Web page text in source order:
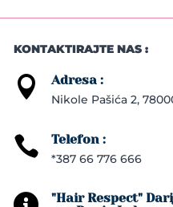
KONTAKTIRAJTE NAS :
 Adresa :
Nikole Pašića 2,
 Telefon :
*387 66 776 666
"Hair Respect"